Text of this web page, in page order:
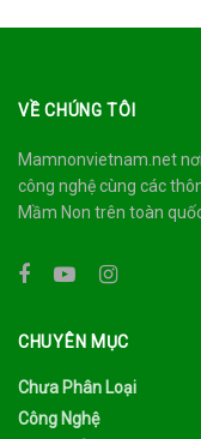
VỀ CHÚNG TÔI
Mamnonvietnam.net
công nghệ cùng các
Mầm Non trên toàn
CHUYÊN MỤC
Chưa Phân Loại
Công Nghệ